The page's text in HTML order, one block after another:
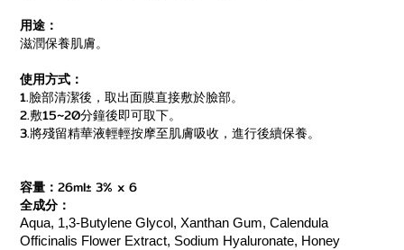
用途：
滋潤保養肌膚。
使用方式：
1.臉部清潔後，取出面膜直接敷於臉部。
2.敷15~20分鐘後即可取下。
3.將殘留精華液輕輕按摩至肌膚吸收，進行後續保養。
容量： 26ml± 3% x 6
全成分：
Aqua, 1,3-Butylene Glycol, Xanthan Gum, Calendula
Officinalis Flower Extract, Sodium Hyaluronate, Honey